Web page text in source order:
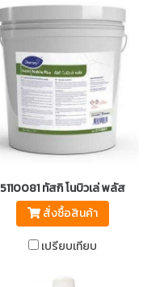
5110081 ทัสกิ โนบิวเล่ พลัส
สั่งซื้อสินค้า
เปรียบเทียบ